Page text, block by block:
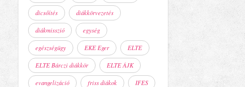
dicsőítés diákkörvezetés
diákmisszió egység
egészségügy EKE Eger ELTE
ELTE Bárczi diákkör ELTE ÁJK
evangelizáció friss diákok IFES